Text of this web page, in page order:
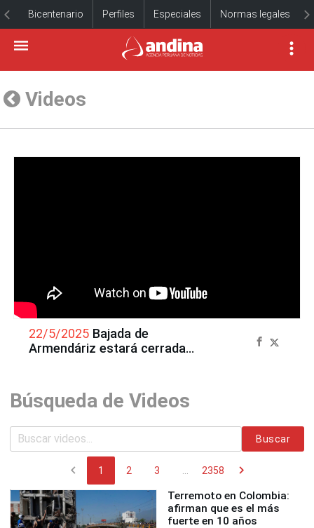
Bicentenario Perfiles Especiales Normas legales
Videos
22/5/2025 Bajada de
Armendáriz estará cerrada
Búsqueda de Videos
Buscar
chevron_left 1 2 3 2358 chevron_right
Terremoto en Colombia:
afirman que es el más
fuerte en 10 años